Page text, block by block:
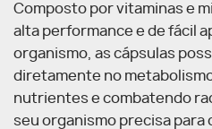
Composto por vitaminas e
alta performance e de fácil
organismo, as cápsulas
diretamente no
nutrientes e combatendo
seu organismo precisa para